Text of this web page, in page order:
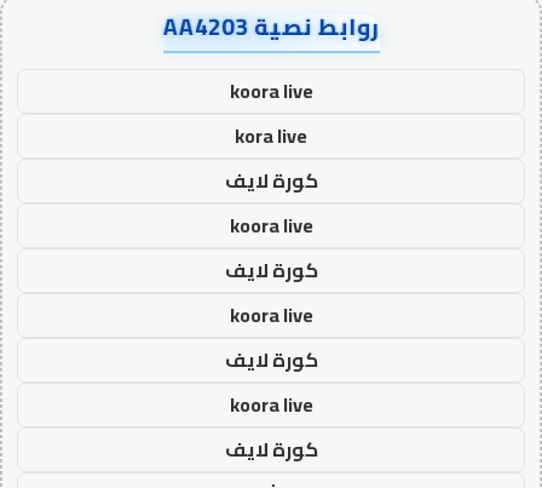
روابط نصية AA4203
koora live
kora live
كورة لايف
koora live
كورة لايف
koora live
كورة لايف
koora live
كورة لايف